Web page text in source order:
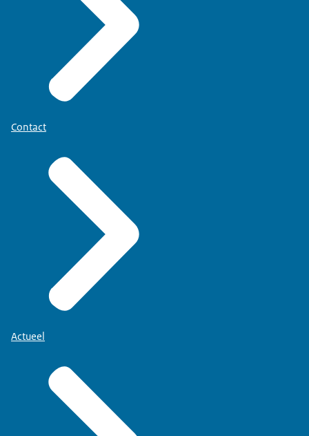
Contact
Actueel